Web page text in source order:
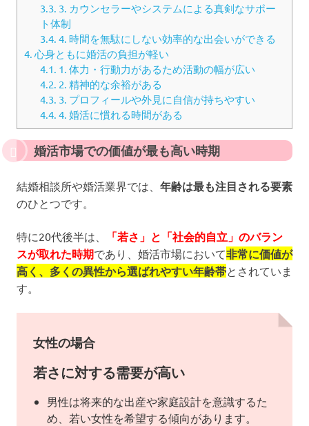
3.3. 3. カウンセラーやシステムによる真剣なサポー
ト体制
3.4. 4. 時間を無駄にしない効率的な出会いができる
4. 心身ともに婚活の負担が軽い
4.1. 1. 体力・行動力があるため活動の幅が広い
4.2. 2. 精神的な余裕がある
4.3. 3. プロフィールや外見に自信が持ちやすい
4.4. 4. 婚活に慣れる時間がある
婚活市場での価値が最も高い時期
結婚相談所や婚活業界では、 年齢は最も注目される要素
のひとつです。
特に20代後半は、
「若さ」と「社会的自立」のバラン
スが取れた時期であり、婚活市場において非常に価値が
高く、多くの異性から選ばれやすい年齢帯とされていま
す。
女性の場合
若さに対する需要が高い
男性は将来的な出産や家庭設計を意識するた
め、若い女性を希望する傾向があります。